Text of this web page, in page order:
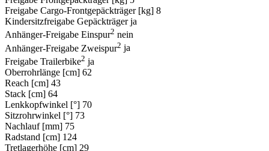
Freigabe Cargo-Frontgepäckträger [kg] 8
Kindersitzfreigabe Gepäckträger ja
Anhänger-Freigabe Einspur2 nein
Anhänger-Freigabe Zweispur2 ja
Freigabe Trailerbike2 ja
Oberrohrlänge [cm] 62
Reach [cm] 43
Stack [cm] 64
Lenkkopfwinkel [°] 70
Sitzrohrwinkel [°] 73
Nachlauf [mm] 75
Radstand [cm] 124
Tretlagerhöhe [cm] 29